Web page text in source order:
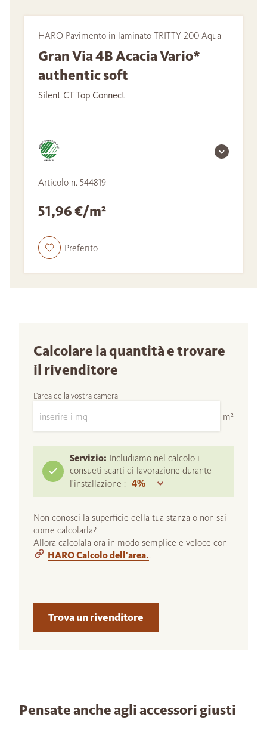
HARO Pavimento in laminato TRITTY 200 Aqua
Gran Via 4B Acacia Vario*
authentic soft
Silent CT Top Connect
Articolo n. 544819
51,96 €/m²
Preferito
Calcolare la quantità e trovare
il rivenditore
L'area della vostra camera
m²
Servizio: Includiamo nel calcolo i
consueti scarti di lavorazione durante
l'installazione :
Non conosci la superficie della tua stanza o non sai
come calcolarla?
Allora calcolala ora in modo semplice e veloce con
HARO Calcolo dell'area..
Trova un rivenditore
Pensate anche agli accessori giusti